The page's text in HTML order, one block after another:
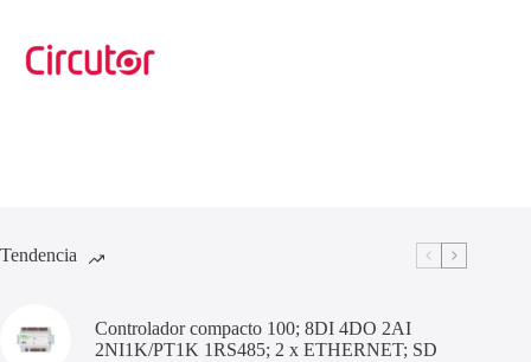
Tendencia
Controlador compacto 100; 8DI 4DO 2AI
2NI1K/PT1K 1RS485; 2 x ETHERNET; SD